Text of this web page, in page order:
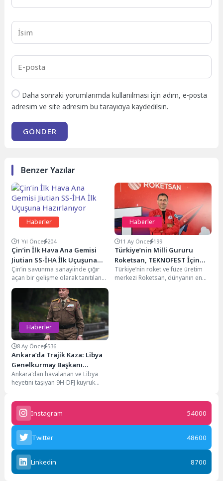
Daha sonraki yorumlarımda kullanılması için adım, e-posta
adresim ve site adresim bu tarayıcıya kaydedilsin.
GÖNDER
Benzer Yazılar
Haberler
1 Yıl Önce 204
Çin’in İlk Hava Ana Gemisi
Jiutian SS-İHA İlk Uçuşuna
Hazırlanıyor
Çin’in savunma sanayiinde çığır
açan bir gelişme olarak tanıtılan
Jiutian SS-İHA hava ana gemisi,
Haziran...
Haberler
11 Ay Önce 199
Türkiye’nin Milli Gururu
Roketsan, TEKNOFEST İçin
Milyonlarla Buluşuyor
Türkiye’nin roket ve füze üretim
merkezi Roketsan, dünyanın en
Haberler
8 Ay Önce 536
Ankara’da Trajik Kaza: Libya
Genelkurmay Başkanı
Muhammed el-Haddad
Hayatını Kaybetti
Ankara'dan havalanan ve Libya
heyetini taşıyan 9H-DFJ kuyruk
düşmesi...
Instagram 54000
Twitter 48600
Linkedin 8700